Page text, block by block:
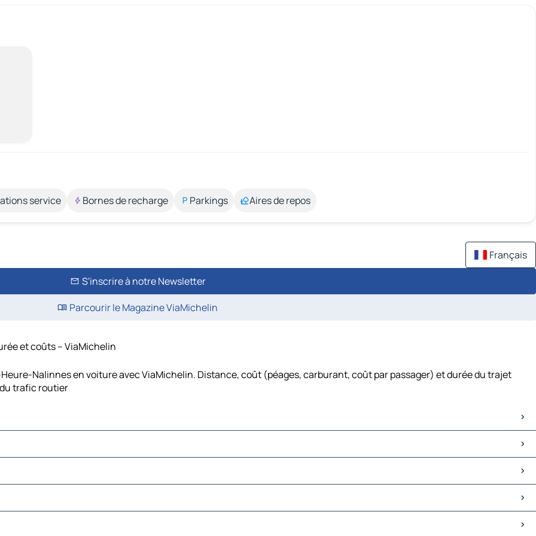
service Bornes de recharge Parkings Aires de repos
Français
S'inscrire à notre Newsletter
Parcourir le Magazine ViaMichelin
et coûts – ViaMichelin
Nalinnes en voiture avec ViaMichelin. Distance, coût (péages, carburant, coût par passager) et durée du trajet
trafic routier